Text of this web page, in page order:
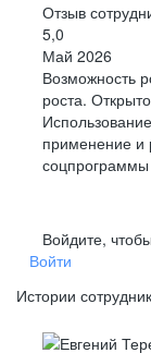
Отзыв
5,0
Май 2026
Возможность
роста.
применение и
соцпрограммы
Войдите,
Войти
Истории